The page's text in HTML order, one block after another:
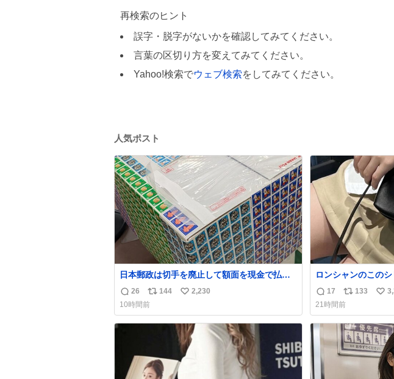
再検索のヒント
誤字・脱字がないかを確認してみてください。
言葉の区切り方を変えてみてください。
Yahoo!検索でウェブ検索をしてみてください。
人気ポスト
日本郵政は切手を廃止して額面を現金で払い
戻せ2026 #日本郵政 @JapanPostHD_PR
返
信
数
26
リ
ポ
ス
144
い
ね
数
2,230
10時間前
ロンシャンのこの
らないのにセール
なのが反則級にか
ーデが格上げされる
返
信
数
17
リ
ポ
ス
ト
数
133
い
ね
数
21時間前